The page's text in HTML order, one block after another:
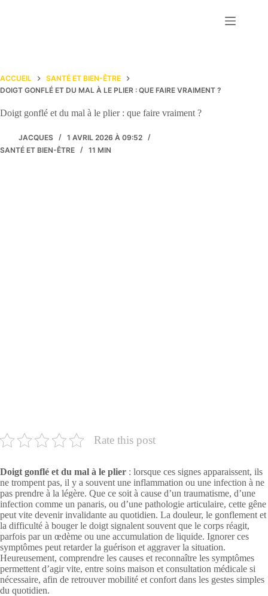
ACCUEIL
SANTÉ ET BIEN-ÊTRE
DOIGT GONFLÉ ET DU MAL À LE PLIER : QUE FAIRE VRAIMENT ?
Doigt gonflé et du mal à le plier : que faire vraiment ?
JACQUES
1 AVRIL 2026 À 09:52
SANTÉ ET BIEN-ÊTRE
11 MIN
Rate this post
Doigt gonflé et du mal à le plier : lorsque ces signes apparaissent, ils
ne trompent pas, il y a souvent une inflammation ou une infection à ne
pas prendre à la légère. Que ce soit à cause d’un traumatisme, d’une
infection comme un panaris, ou d’une pathologie articulaire, cette gêne
peut vite devenir invalidante au quotidien. La douleur, le gonflement et
la difficulté à bouger le doigt signalent souvent que le corps réagit,
parfois par un œdème ou une accumulation de liquide. Ignorer ces
symptômes peut retarder la guérison et aggraver la situation.
Heureusement, comprendre les causes et reconnaître les symptômes
permettent d’agir vite, entre soins maison et consultation médicale si
nécessaire, afin de retrouver mobilité et confort dans les gestes simples
du quotidien.